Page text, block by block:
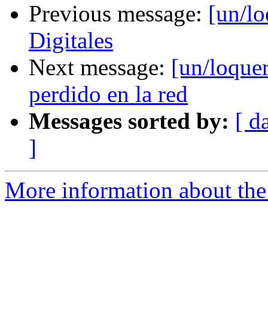
Previous message: [un/
Digitales
Next message: [un/
perdido en la red
Messages sorted by: [
]
More information about